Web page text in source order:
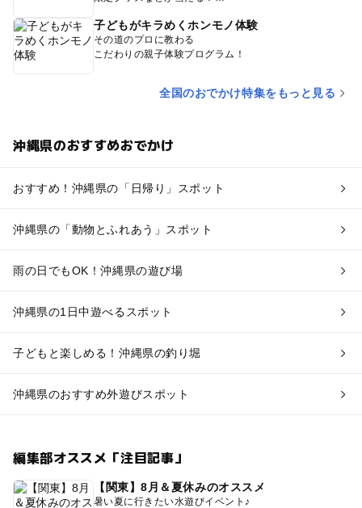
子どもがキラめくホンモノ体験
その道のプロに教わる
こだわりの親子体験プログラム！
全国のおでかけ特集をもっと見る
沖縄県のおすすめおでかけ
おすすめ！沖縄県の「日帰り」スポット
沖縄県の「動物とふれあう」スポット
雨の日でもOK！沖縄県の遊び場
沖縄県の1日中遊べるスポット
子どもと楽しめる！沖縄県の釣り堀
沖縄県のおすすめ外遊びスポット
編集部オススメ「注目記事」
【関東】8月＆夏休みのオススメ
暑い夏に行きたい水遊びイベント♪